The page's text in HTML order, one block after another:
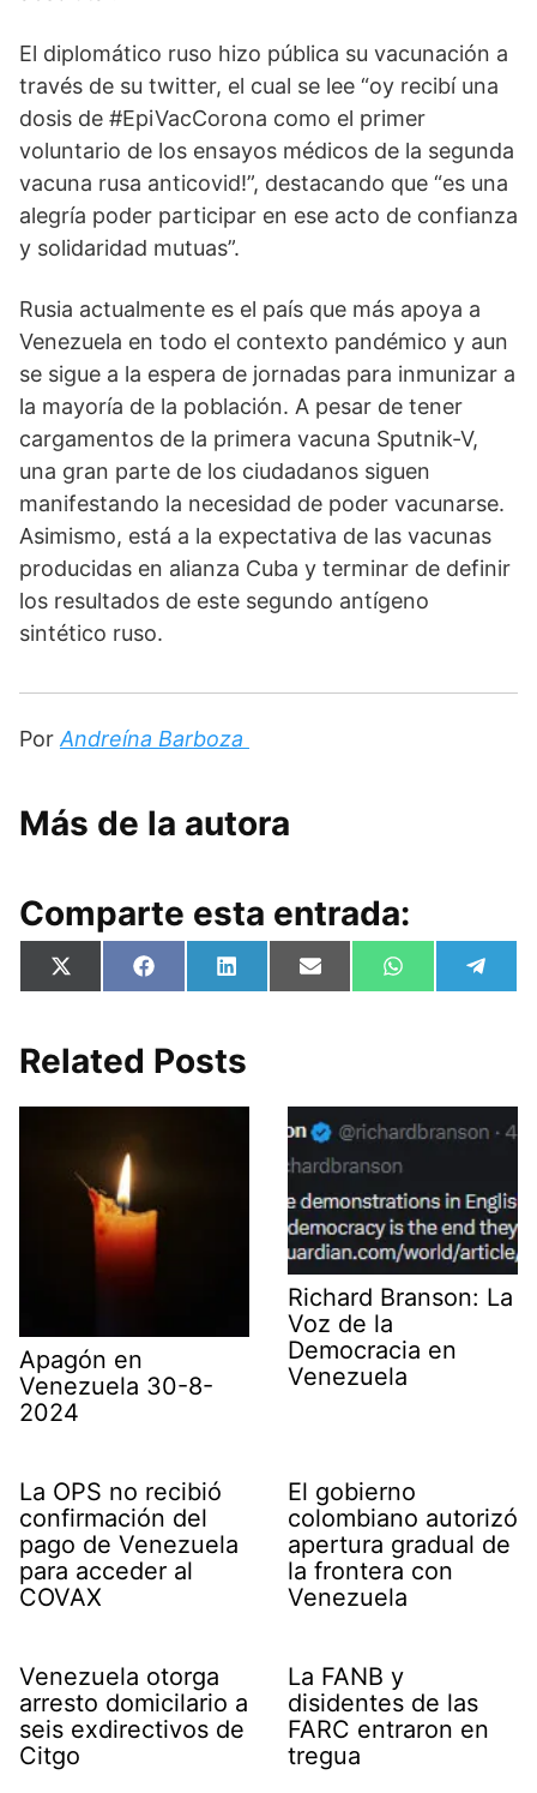
El diplomático ruso hizo pública su vacunación a
través de su twitter, el cual se lee “oy recibí una
dosis de #EpiVacCorona como el primer
voluntario de los ensayos médicos de la segunda
vacuna rusa anticovid!”, destacando que “es una
alegría poder participar en ese acto de confianza
y solidaridad mutuas”.
Rusia actualmente es el país que más apoya a
Venezuela en todo el contexto pandémico y aun
se sigue a la espera de jornadas para inmunizar a
la mayoría de la población. A pesar de tener
cargamentos de la primera vacuna Sputnik-V,
una gran parte de los ciudadanos siguen
manifestando la necesidad de poder vacunarse.
Asimismo, está a la expectativa de las vacunas
producidas en alianza Cuba y terminar de definir
los resultados de este segundo antígeno
sintético ruso.
Por Andreína Barboza
Más de la autora
Comparte esta entrada:
Compartir
en
X
(
i
t
e
Compartir
en
F
a
b
o
k
Compartir
en
L
i
e
d
n
Compartir
en
E
m
Compartir
en
W
h
p
en
e
m
Related Posts
Apagón en
Venezuela 30-8-
2024
Richard Branson: La
Voz de la
Democracia en
Venezuela
La OPS no recibió
confirmación del
pago de Venezuela
para acceder al
COVAX
El gobierno
colombiano autorizó
apertura gradual de
la frontera con
Venezuela
Venezuela otorga
arresto domicilario a
seis exdirectivos de
Citgo
La FANB y
disidentes de las
FARC entraron en
tregua